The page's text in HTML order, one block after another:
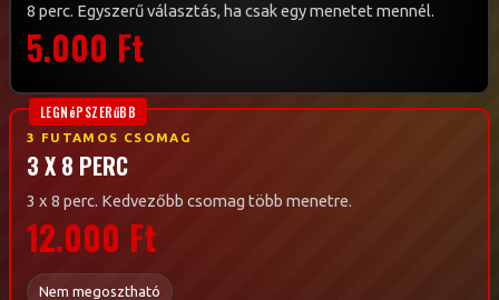
8 perc. Egyszerű választás, ha csak egy menetet mennél.
5.000 Ft
3 FUTAMOS CSOMAG
3 X 8 PERC
3 x 8 perc. Kedvezőbb csomag több menetre.
12.000 Ft
Nem megosztható